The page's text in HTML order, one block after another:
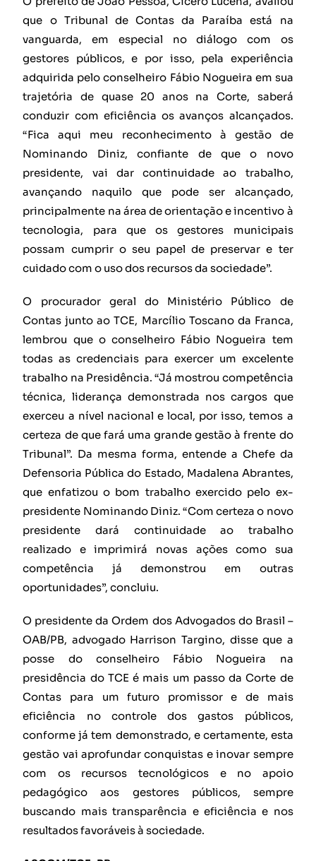
que o Tribunal de Contas da Paraíba está na
vanguarda, em especial no diálogo com os
gestores públicos, e por isso, pela experiência
adquirida pelo conselheiro Fábio Nogueira em sua
trajetória de quase 20 anos na Corte, saberá
conduzir com eficiência os avanços alcançados.
“Fica aqui meu reconhecimento à gestão de
Nominando Diniz, confiante de que o novo
presidente, vai dar continuidade ao trabalho,
avançando naquilo que pode ser alcançado,
principalmente na área de orientação e incentivo à
tecnologia, para que os gestores municipais
possam cumprir o seu papel de preservar e ter
cuidado com o uso dos recursos da sociedade”.
O procurador geral do Ministério Público de
Contas junto ao TCE, Marcílio Toscano da Franca,
lembrou que o conselheiro Fábio Nogueira tem
todas as credenciais para exercer um excelente
trabalho na Presidência. “Já mostrou competência
técnica, liderança demonstrada nos cargos que
exerceu a nível nacional e local, por isso, temos a
certeza de que fará uma grande gestão à frente do
Tribunal”. Da mesma forma, entende a Chefe da
Defensoria Pública do Estado, Madalena Abrantes,
que enfatizou o bom trabalho exercido pelo ex-
presidente Nominando Diniz. “Com certeza o novo
presidente dará continuidade ao trabalho
realizado e imprimirá novas ações como sua
competência já demonstrou em outras
oportunidades”, concluiu.
O presidente da Ordem dos Advogados do Brasil –
OAB/PB, advogado Harrison Targino, disse que a
posse do conselheiro Fábio Nogueira na
presidência do TCE é mais um passo da Corte de
Contas para um futuro promissor e de mais
eficiência no controle dos gastos públicos,
conforme já tem demonstrado, e certamente, esta
gestão vai aprofundar conquistas e inovar sempre
com os recursos tecnológicos e no apoio
pedagógico aos gestores públicos, sempre
buscando mais transparência e eficiência e nos
resultados favoráveis à sociedade.